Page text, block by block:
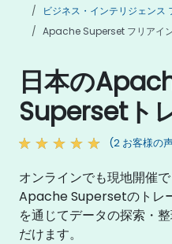
ビジネス・インテリジェンス
Apache Superset フリアイ
日本の
Supersetト
(2 お客様の
オンラインでも現地開催
Apache Supersetのトレ
を通じてデータの探索・
だけます。